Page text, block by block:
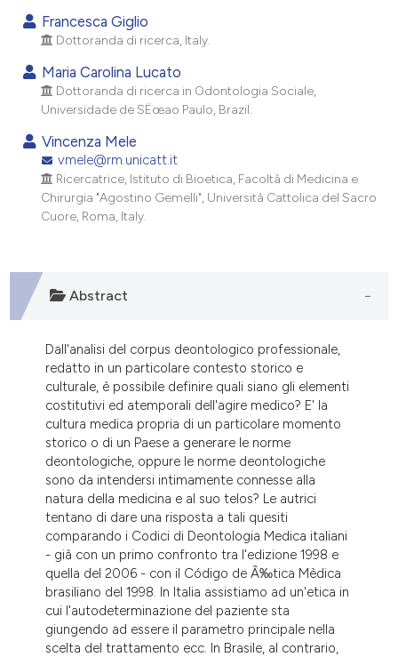
how this article has been
scite.ai
shows how a scientific paper
been cited by providing the
of the citation, a
describing whether
in which section the
was made.
Francesca Giglio
Dottoranda di ricerca, Italy.
Maria Carolina Lucato
Dottoranda di ricerca in Odontologia Sociale,
Universidade de SËœao Paulo, Brazil.
Vincenza Mele
vmele@rm.unicatt.it
Ricercatrice, Istituto di Bioetica, Facoltà di Medicina e
Chirurgia "Agostino Gemelli", Università Cattolica del Sacro
Cuore, Roma, Italy.
Abstract
Dall'analisi del corpus deontologico professionale,
redatto in un particolare contesto storico e
culturale, è possibile definire quali siano gli elementi
costitutivi ed atemporali dell'agire medico? E' la
cultura medica propria di un particolare momento
storico o di un Paese a generare le norme
deontologiche, oppure le norme deontologiche
sono da intendersi intimamente connesse alla
natura della medicina e al suo telos? Le autrici
tentano di dare una risposta a tali quesiti
comparando i Codici di Deontologia Medica italiani
- già con un primo confronto tra l'edizione 1998 e
quella del 2006 - con il Código de Ã‰tica Mèdica
brasiliano del 1998. In Italia assistiamo ad un'etica in
cui l'autodeterminazione del paziente sta
giungendo ad essere il parametro principale nella
scelta del trattamento ecc. In Brasile, al contrario,